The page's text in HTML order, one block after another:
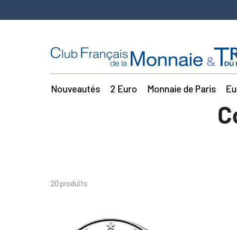
Nouveautés 2 Euro Monnaie de Paris
20 produits